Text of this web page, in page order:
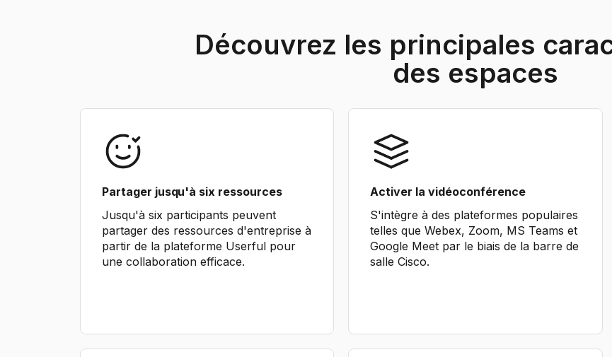
Découvrez les principales
des espaces
Partager jusqu'à six ressources
Jusqu'à six participants peuvent
partager des ressources d'entreprise à
partir de la plateforme Userful pour
une collaboration efficace.
Activer la vidéoconférence
S'intègre à des plateformes populaires
telles que Webex, Zoom, MS Teams et
Google Meet par le biais de la barre de
salle Cisco.